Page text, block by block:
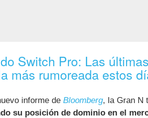
Switch Pro: Las
más rumoreada estos
informe de Bloomberg, la Gran N
su posición de dominio en el